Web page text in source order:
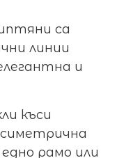
са
линии
и
къси
рамо или